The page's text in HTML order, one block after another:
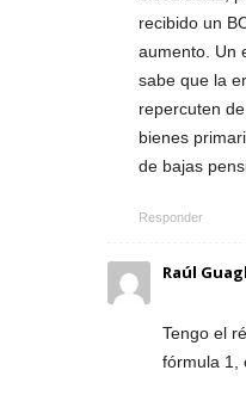
recibido un
aumento. Un
sabe que la
repercuten
bienes
de bajas
Responder
Raúl
Tengo el
fórmula 1,